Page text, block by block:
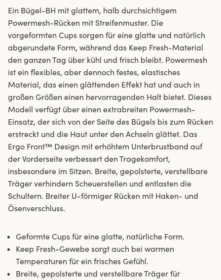
Ein Bügel-BH mit glattem, halb durchsichtigem
Powermesh-Rücken mit Streifenmuster. Die
vorgeformten Cups sorgen für eine glatte und natürlich
abgerundete Form, während das Keep Fresh-Material
den ganzen Tag über kühl und frisch bleibt. Powermesh
ist ein flexibles, aber dennoch festes, elastisches
Material, das einen glättenden Effekt hat und auch in
großen Größen einen hervorragenden Halt bietet. Dieses
Modell verfügt über einen extrabreiten Powermesh-
Einsatz, der sich von der Seite des Bügels bis zum Rücken
erstreckt und die Haut unter den Achseln glättet. Das
Ergo Front™ Design mit erhöhtem Unterbrustband auf
der Vorderseite verbessert den Tragekomfort,
insbesondere im Sitzen. Breite, gepolsterte, verstellbare
Träger verhindern Scheuerstellen und entlasten die
Schultern. Breiter U-förmiger Rücken mit Haken- und
Ösenverschluss.
Geformte Cups für eine glatte, natürliche Form.
Keep Fresh-Gewebe sorgt auch bei warmen
Temperaturen für ein frisches Gefühl.
Breite, gepolsterte und verstellbare Träger für